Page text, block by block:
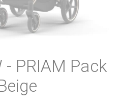
- PRIAM Pack